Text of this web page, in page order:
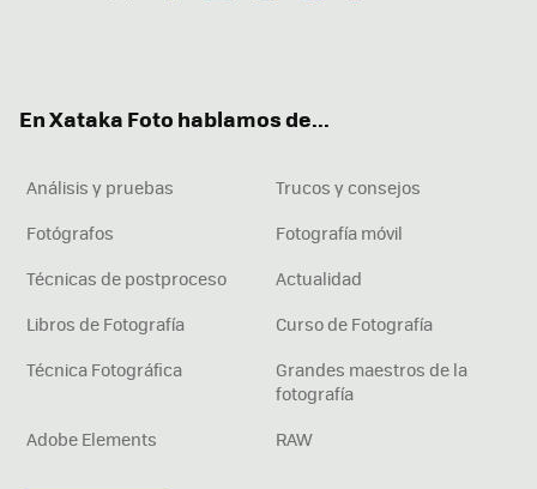
En Xataka Foto hablamos de...
Análisis y pruebas
Trucos y consejos
Fotógrafos
Fotografía móvil
Técnicas de postproceso
Actualidad
Libros de Fotografía
Curso de Fotografía
Técnica Fotográfica
Grandes maestros de la
fotografía
Adobe Elements
RAW